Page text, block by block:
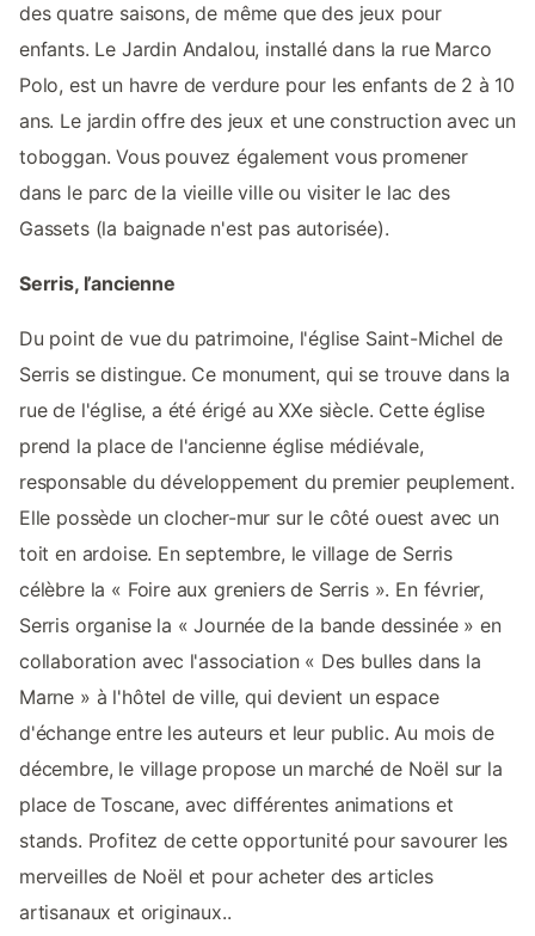
des quatre saisons, de même que des jeux pour
enfants. Le Jardin Andalou, installé dans la rue Marco
Polo, est un havre de verdure pour les enfants de 2 à 10
ans. Le jardin offre des jeux et une construction avec un
toboggan. Vous pouvez également vous promener
dans le parc de la vieille ville ou visiter le lac des
Gassets (la baignade n'est pas autorisée).
Serris, l’ancienne
Du point de vue du patrimoine, l'église Saint-Michel de
Serris se distingue. Ce monument, qui se trouve dans la
rue de l'église, a été érigé au XXe siècle. Cette église
prend la place de l'ancienne église médiévale,
responsable du développement du premier peuplement.
Elle possède un clocher-mur sur le côté ouest avec un
toit en ardoise. En septembre, le village de Serris
célèbre la « Foire aux greniers de Serris ». En février,
Serris organise la « Journée de la bande dessinée » en
collaboration avec l'association « Des bulles dans la
Marne » à l'hôtel de ville, qui devient un espace
d'échange entre les auteurs et leur public. Au mois de
décembre, le village propose un marché de Noël sur la
place de Toscane, avec différentes animations et
stands. Profitez de cette opportunité pour savourer les
merveilles de Noël et pour acheter des articles
artisanaux et originaux..